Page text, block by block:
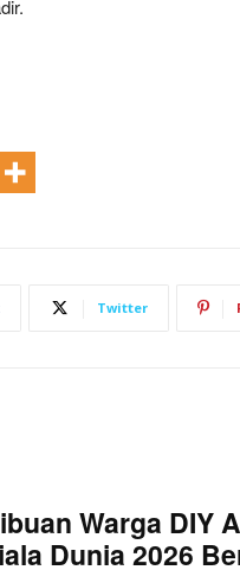
Twitter
Warga DIY
Dunia 2026